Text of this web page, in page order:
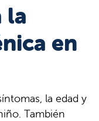
la
en
la edad y
También